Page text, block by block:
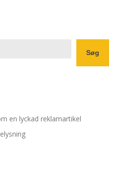
Søg
en lyckad reklamartikel